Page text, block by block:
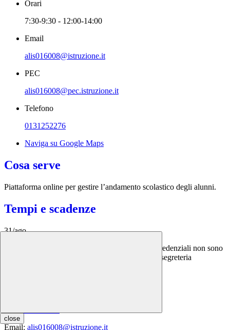
close
Orari
7:30-9:30 - 12:00-14:00
Email
alis016008@istruzione.it
PEC
alis016008@pec.istruzione.it
Telefono
0131252276
Naviga su Google Maps
Cosa serve
Piattaforma online per gestire l’andamento scolastico degli alunni.
Tempi e scadenze
31/ago
Accesso al sistema: recupero credenziali. Se le credenziali non sono
state ancora fornite dalla segreteria, contattare la segreteria
Email: alis016008@istruzione.it